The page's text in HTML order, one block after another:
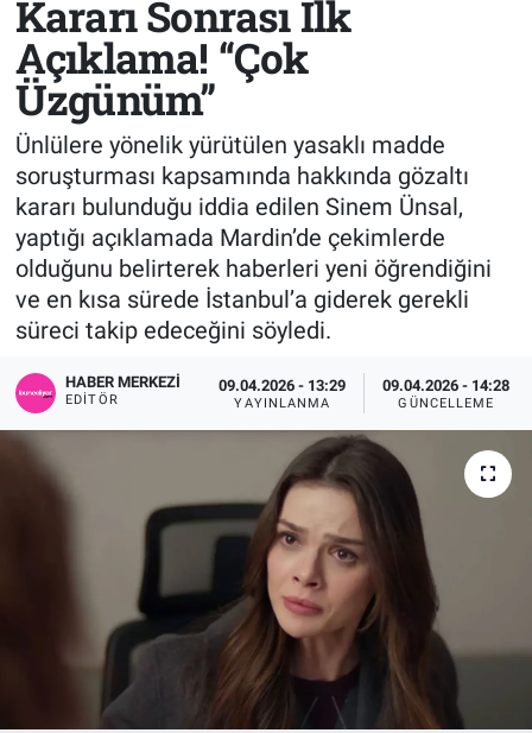
Kararı Sonrası İlk
Açıklama! “Çok
Üzgünüm”
Ünlülere yönelik yürütülen yasaklı madde
soruşturması kapsamında hakkında gözaltı
kararı bulunduğu iddia edilen Sinem Ünsal,
yaptığı açıklamada Mardin’de çekimlerde
olduğunu belirterek haberleri yeni öğrendiğini
ve en kısa sürede İstanbul’a giderek gerekli
süreci takip edeceğini söyledi.
HABER MERKEZI
EDITÖR
09.04.2026 - 13:29
YAYINLANMA
09.04.2026 - 14:28
GÜNCELLEME
Sağlık
Spor
Teknoloji
Tv Medya
KÜLTÜR SANAT